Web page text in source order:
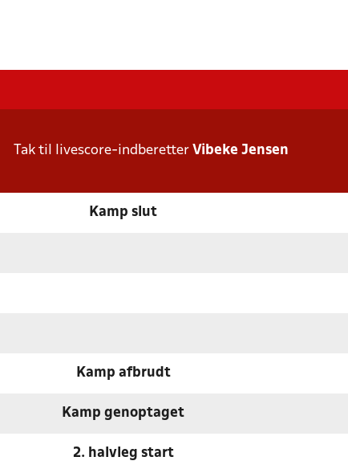
Tak til livescore-indberetter Vibeke Jensen
Kamp slut
Kamp afbrudt
Kamp genoptaget
2. halvleg start